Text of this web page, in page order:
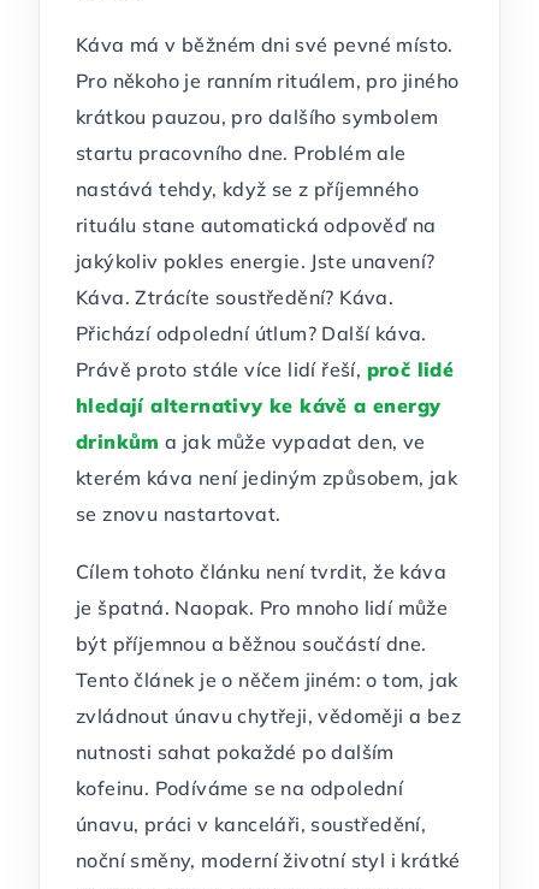
Káva má v běžném dni své pevné místo.
Pro někoho je ranním rituálem, pro jiného
krátkou pauzou, pro dalšího symbolem
startu pracovního dne. Problém ale
nastává tehdy, když se z příjemného
rituálu stane automatická odpověď na
jakýkoliv pokles energie. Jste unavení?
Káva. Ztrácíte soustředění? Káva.
Přichází odpolední útlum? Další káva.
Právě proto stále více lidí řeší, proč lidé
hledají alternativy ke kávě a energy
drinkům a jak může vypadat den, ve
kterém káva není jediným způsobem, jak
se znovu nastartovat.
Cílem tohoto článku není tvrdit, že káva
je špatná. Naopak. Pro mnoho lidí může
být příjemnou a běžnou součástí dne.
Tento článek je o něčem jiném: o tom, jak
zvládnout únavu chytřeji, vědoměji a bez
nutnosti sahat pokaždé po dalším
kofeinu. Podíváme se na odpolední
únavu, práci v kanceláři, soustředění,
noční směny, moderní životní styl i krátké